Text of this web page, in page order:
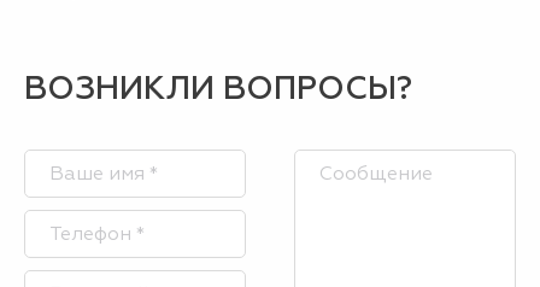
ВОЗНИКЛИ ВОПРОСЫ?